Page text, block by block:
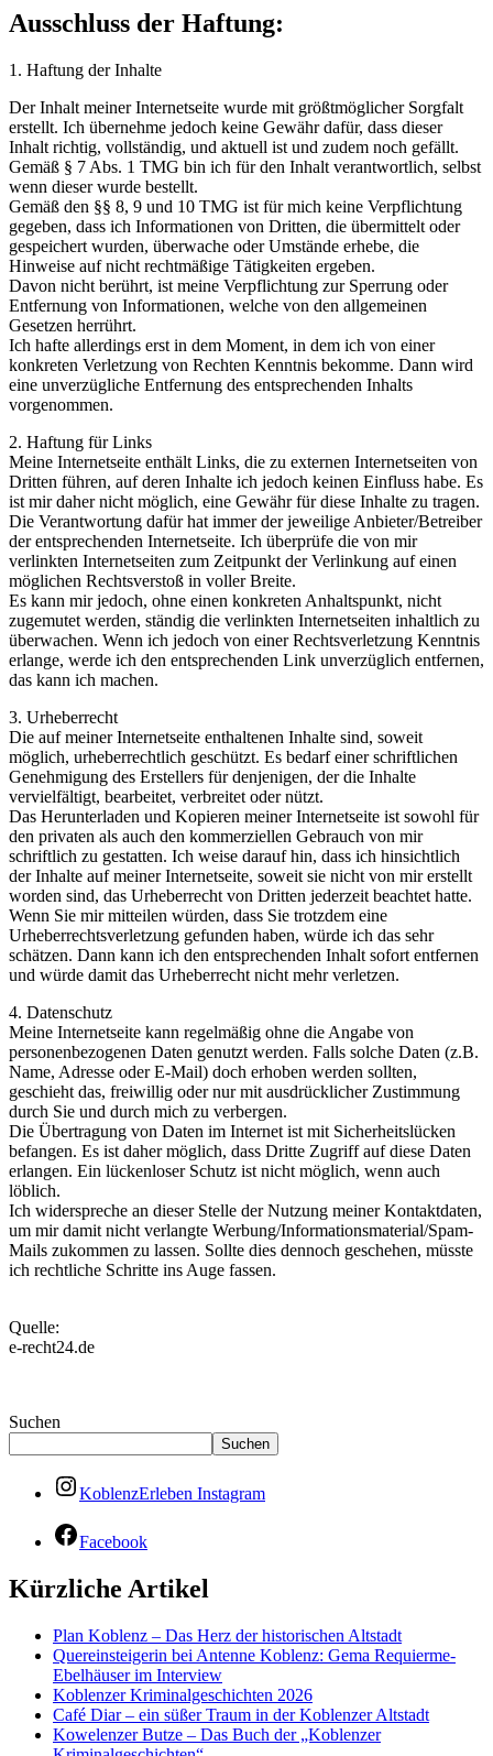
Ausschluss der Haftung:
1. Haftung der Inhalte
Der Inhalt meiner Internetseite wurde mit größtmöglicher Sorgfalt
erstellt. Ich übernehme jedoch keine Gewähr dafür, dass dieser
Inhalt richtig, vollständig, und aktuell ist und zudem noch gefällt.
Gemäß § 7 Abs. 1 TMG bin ich für den Inhalt verantwortlich, selbst
wenn dieser wurde bestellt.
Gemäß den §§ 8, 9 und 10 TMG ist für mich keine Verpflichtung
gegeben, dass ich Informationen von Dritten, die übermittelt oder
gespeichert wurden, überwache oder Umstände erhebe, die
Hinweise auf nicht rechtmäßige Tätigkeiten ergeben.
Davon nicht berührt, ist meine Verpflichtung zur Sperrung oder
Entfernung von Informationen, welche von den allgemeinen
Gesetzen herrührt.
Ich hafte allerdings erst in dem Moment, in dem ich von einer
konkreten Verletzung von Rechten Kenntnis bekomme. Dann wird
eine unverzügliche Entfernung des entsprechenden Inhalts
vorgenommen.
2. Haftung für Links
Meine Internetseite enthält Links, die zu externen Internetseiten von
Dritten führen, auf deren Inhalte ich jedoch keinen Einfluss habe. Es
ist mir daher nicht möglich, eine Gewähr für diese Inhalte zu tragen.
Die Verantwortung dafür hat immer der jeweilige Anbieter/Betreiber
der entsprechenden Internetseite. Ich überprüfe die von mir
verlinkten Internetseiten zum Zeitpunkt der Verlinkung auf einen
möglichen Rechtsverstoß in voller Breite.
Es kann mir jedoch, ohne einen konkreten Anhaltspunkt, nicht
zugemutet werden, ständig die verlinkten Internetseiten inhaltlich zu
überwachen. Wenn ich jedoch von einer Rechtsverletzung Kenntnis
erlange, werde ich den entsprechenden Link unverzüglich entfernen,
das kann ich machen.
3. Urheberrecht
Die auf meiner Internetseite enthaltenen Inhalte sind, soweit
möglich, urheberrechtlich geschützt. Es bedarf einer schriftlichen
Genehmigung des Erstellers für denjenigen, der die Inhalte
vervielfältigt, bearbeitet, verbreitet oder nützt.
Das Herunterladen und Kopieren meiner Internetseite ist sowohl für
den privaten als auch den kommerziellen Gebrauch von mir
schriftlich zu gestatten. Ich weise darauf hin, dass ich hinsichtlich
der Inhalte auf meiner Internetseite, soweit sie nicht von mir erstellt
worden sind, das Urheberrecht von Dritten jederzeit beachtet hatte.
Wenn Sie mir mitteilen würden, dass Sie trotzdem eine
Urheberrechtsverletzung gefunden haben, würde ich das sehr
schätzen. Dann kann ich den entsprechenden Inhalt sofort entfernen
und würde damit das Urheberrecht nicht mehr verletzen.
4. Datenschutz
Meine Internetseite kann regelmäßig ohne die Angabe von
personenbezogenen Daten genutzt werden. Falls solche Daten (z.B.
Name, Adresse oder E-Mail) doch erhoben werden sollten,
geschieht das, freiwillig oder nur mit ausdrücklicher Zustimmung
durch Sie und durch mich zu verbergen.
Die Übertragung von Daten im Internet ist mit Sicherheitslücken
befangen. Es ist daher möglich, dass Dritte Zugriff auf diese Daten
erlangen. Ein lückenloser Schutz ist nicht möglich, wenn auch
löblich.
Ich widerspreche an dieser Stelle der Nutzung meiner Kontaktdaten,
um mir damit nicht verlangte Werbung/Informationsmaterial/Spam-
Mails zukommen zu lassen. Sollte dies dennoch geschehen, müsste
ich rechtliche Schritte ins Auge fassen.
Quelle:
e-recht24.de
Suchen
Suchen
KoblenzErleben Instagram
Facebook
Kürzliche Artikel
Plan Koblenz – Das Herz der historischen Altstadt
Quereinsteigerin bei Antenne Koblenz: Gema Requierme-
Ebelhäuser im Interview
Koblenzer Kriminalgeschichten 2026
Café Diar – ein süßer Traum in der Koblenzer Altstadt
Kowelenzer Butze – Das Buch der „Koblenzer